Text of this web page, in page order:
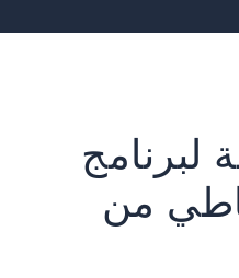
لبرنامج
من